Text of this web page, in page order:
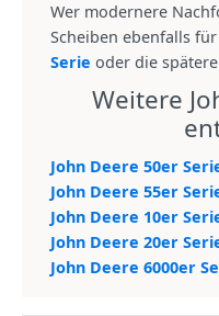
Wer modernere
Scheiben ebenfalls
Serie oder die
Weitere
John Deere 50er
John Deere 55er
John Deere 10er
John Deere 20er
John Deere 6000er